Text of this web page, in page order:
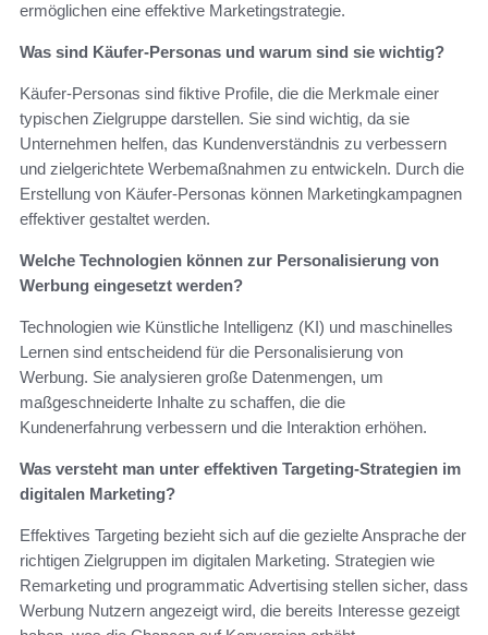
ermöglichen eine effektive Marketingstrategie.
Was sind Käufer-Personas und warum sind sie wichtig?
Käufer-Personas sind fiktive Profile, die die Merkmale einer
typischen Zielgruppe darstellen. Sie sind wichtig, da sie
Unternehmen helfen, das Kundenverständnis zu verbessern
und zielgerichtete Werbemaßnahmen zu entwickeln. Durch die
Erstellung von Käufer-Personas können Marketingkampagnen
effektiver gestaltet werden.
Welche Technologien können zur Personalisierung von
Werbung eingesetzt werden?
Technologien wie Künstliche Intelligenz (KI) und maschinelles
Lernen sind entscheidend für die Personalisierung von
Werbung. Sie analysieren große Datenmengen, um
maßgeschneiderte Inhalte zu schaffen, die die
Kundenerfahrung verbessern und die Interaktion erhöhen.
Was versteht man unter effektiven Targeting-Strategien im
digitalen Marketing?
Effektives Targeting bezieht sich auf die gezielte Ansprache der
richtigen Zielgruppen im digitalen Marketing. Strategien wie
Remarketing und programmatic Advertising stellen sicher, dass
Werbung Nutzern angezeigt wird, die bereits Interesse gezeigt